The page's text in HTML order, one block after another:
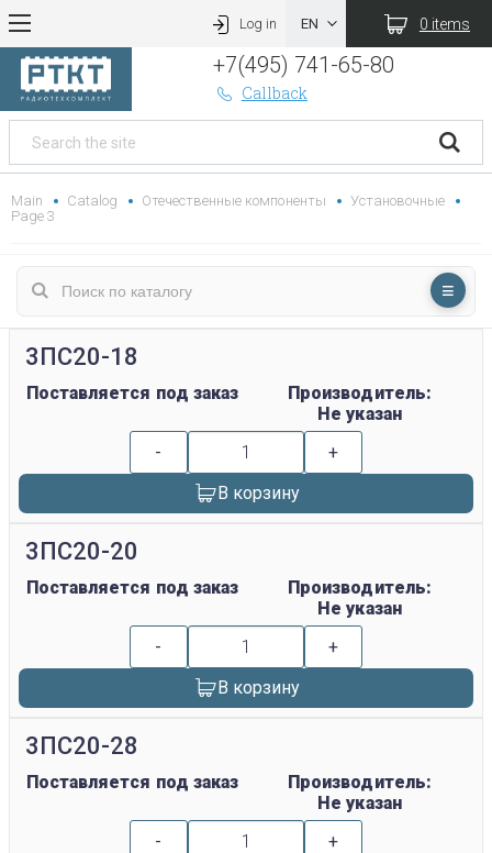
Log in 0 items
+7(495) 741-65-80
Callback
Main Catalog Отечественные компоненты
Установочные
Page 3
3ПС20-18
Поставляется под заказ
Производитель:
Не указан
-
+
В корзину
3ПС20-20
Поставляется под заказ
Производитель:
Не указан
-
+
В корзину
3ПС20-28
Поставляется под заказ
Производитель:
Не указан
-
+